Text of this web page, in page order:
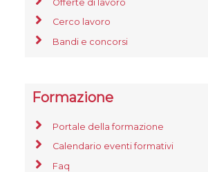
Offerte di lavoro
Cerco lavoro
Bandi e concorsi
Formazione
Portale della formazione
Calendario eventi formativi
Faq